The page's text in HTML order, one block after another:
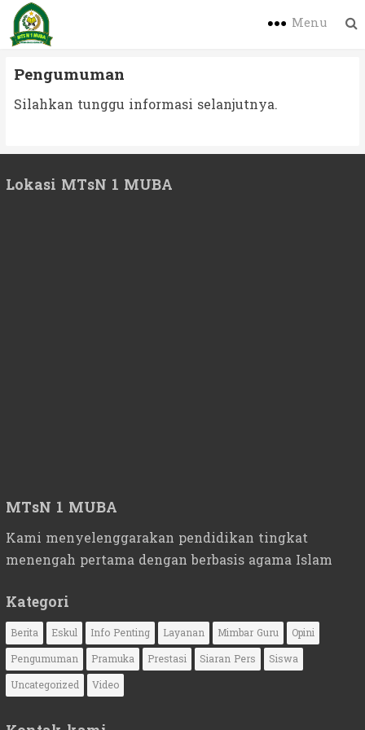
Menu
Pengumuman
Silahkan tunggu informasi selanjutnya.
Lokasi MTsN 1 MUBA
MTsN 1 MUBA
Kami menyelenggarakan pendidikan tingkat
menengah pertama dengan berbasis agama Islam
Kategori
Berita Eskul Info Penting Layanan Mimbar Guru
Opini
Pengumuman
Pramuka Prestasi Siaran Pers
Siswa
Uncategorized
Video